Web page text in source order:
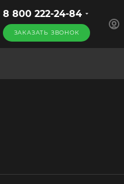
8 800 222-24-84
ЗАКАЗАТЬ ЗВОНОК